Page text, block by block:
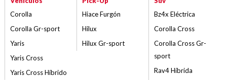
Corolla
Corolla Gr-sport
Yaris
Yaris Cross
Yaris Cross Híbrido
Hiace Furgón
Hilux
Hilux Gr-sport
Bz4x Eléctrica
Corolla Cross
Corolla Cross Gr-
sport
Rav4 Híbrida